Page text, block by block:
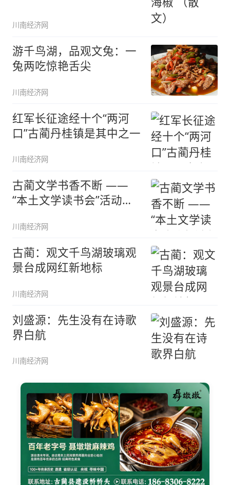
川南经济网
游千鸟湖，品观文兔：一
兔两吃惊艳舌尖
川南经济网
红军长征途经十个“两河
口”古蔺丹桂镇是其中之一
川南经济网
古蔺文学书香不断 ——
“本土文学读书会”活动侧
川南经济网
古蔺：观文千鸟湖玻璃观
景台成网红新地标
川南经济网
刘盛源：先生没有在诗歌
界白航
川南经济网